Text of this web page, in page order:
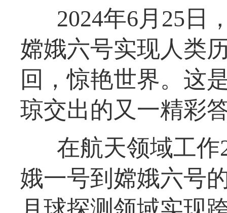
2024年6月25日
嫦娥六号实现人类
回，惊艳世界。这
琼交出的又一精彩
在航天领域工
娥一号到嫦娥六号